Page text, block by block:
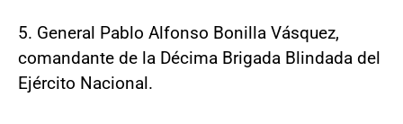
5. General Pablo Alfonso Bonilla Vásquez,
comandante de la Décima Brigada Blindada del
Ejército Nacional.